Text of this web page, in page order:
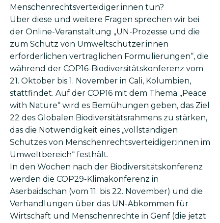
Menschenrechtsverteidiger:innen tun?
Über diese und weitere Fragen sprechen wir bei
der Online-Veranstaltung „UN-Prozesse und die
zum Schutz von Umweltschützer:innen
erforderlichen vertraglichen Formulierungen“, die
während der COP16-Biodiversitätskonferenz vom
21. Oktober bis 1. November in Cali, Kolumbien,
stattfindet. Auf der COP16 mit dem Thema „Peace
with Nature“ wird es Bemühungen geben, das Ziel
22 des Globalen Biodiversitätsrahmens zu stärken,
das die Notwendigkeit eines „vollständigen
Schutzes von Menschenrechtsverteidiger:innen im
Umweltbereich“ festhält.
In den Wochen nach der Biodiversitätskonferenz
werden die COP29-Klimakonferenz in
Aserbaidschan (vom 11. bis 22. November) und die
Verhandlungen über das UN-Abkommen für
Wirtschaft und Menschenrechte in Genf (die jetzt